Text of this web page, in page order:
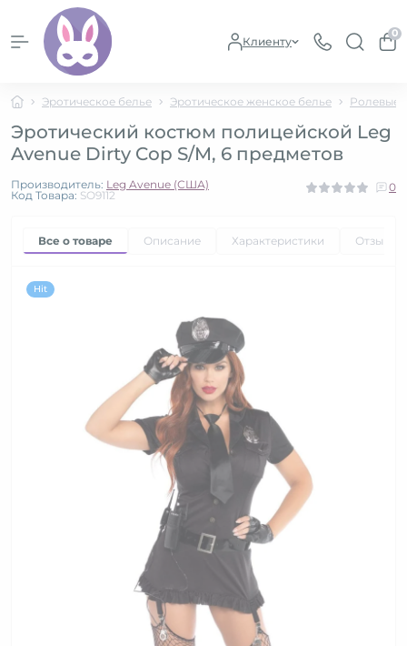
Клиенту
0
Эротическое белье Эротическое женское белье Ролевые
Эротический костюм полицейской Leg
Avenue Dirty Cop S/M, 6 предметов
Производитель: Leg Avenue (США)
Код Товара: SO9112
0
Все о товаре Описание Характеристики Отзывы
Hit